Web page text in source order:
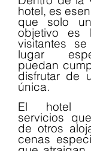
hotel, es
que solo
objetivo es
visitantes
lugar
puedan
disfrutar de
única.
El hotel
servicios
de otros
cenas